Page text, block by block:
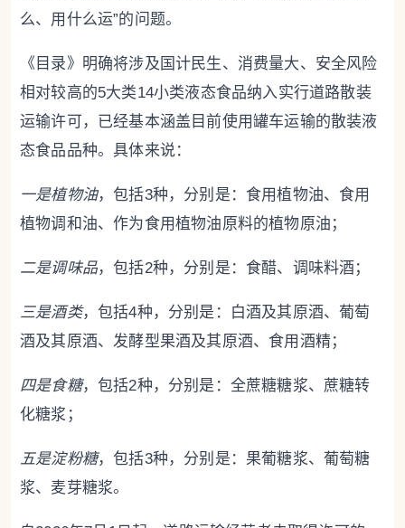
么、用什么运”的问题。
《目录》明确将涉及国计民生、消费量大、安全风险
相对较高的5大类14小类液态食品纳入实行道路散装
运输许可，已经基本涵盖目前使用罐车运输的散装液
态食品品种。具体来说：
一是植物油，包括3种，分别是：食用植物油、食用
植物调和油、作为食用植物油原料的植物原油；
二是调味品，包括2种，分别是：食醋、调味料酒；
三是酒类，包括4种，分别是：白酒及其原酒、葡萄
酒及其原酒、发酵型果酒及其原酒、食用酒精；
四是食糖，包括2种，分别是：全蔗糖糖浆、蔗糖转
化糖浆；
五是淀粉糖，包括3种，分别是：果葡糖浆、葡萄糖
浆、麦芽糖浆。